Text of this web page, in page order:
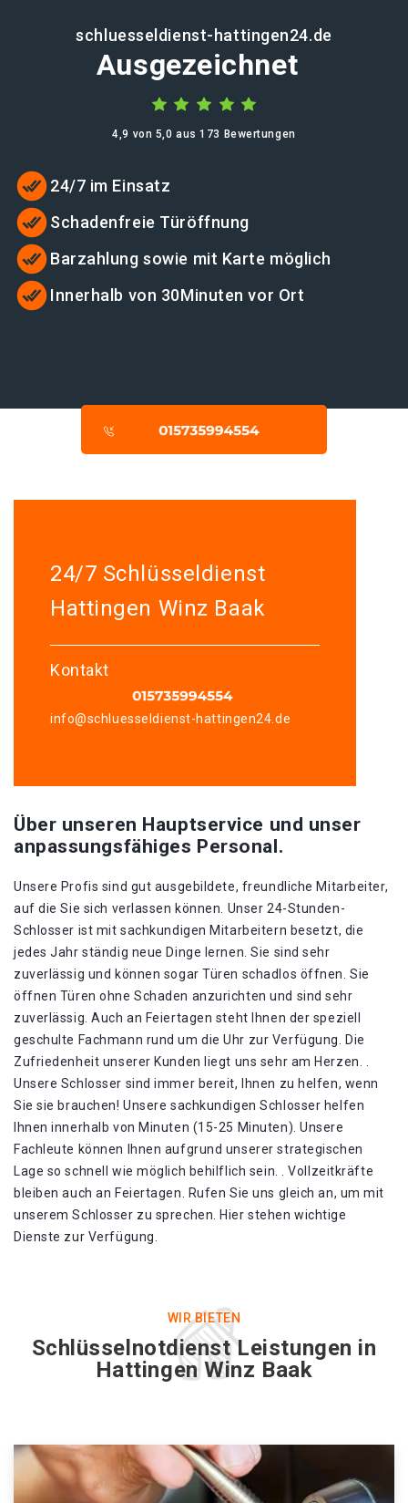
schluesseldienst-hattingen24.de
Ausgezeichnet
4,9 von 5,0 aus 173 Bewertungen
24/7 im Einsatz
Schadenfreie Türöffnung
Barzahlung sowie mit Karte möglich
Innerhalb von 30Minuten vor Ort
24/7 Schlüsseldienst
Hattingen Winz Baak
Kontakt
info@schluesseldienst-hattingen24.de
Über unseren Hauptservice und unser
anpassungsfähiges Personal.
Unsere Profis sind gut ausgebildete, freundliche Mitarbeiter,
auf die Sie sich verlassen können. Unser 24-Stunden-
Schlosser ist mit sachkundigen Mitarbeitern besetzt, die
jedes Jahr ständig neue Dinge lernen. Sie sind sehr
zuverlässig und können sogar Türen schadlos öffnen. Sie
öffnen Türen ohne Schaden anzurichten und sind sehr
zuverlässig. Auch an Feiertagen steht Ihnen der speziell
geschulte Fachmann rund um die Uhr zur Verfügung. Die
Zufriedenheit unserer Kunden liegt uns sehr am Herzen. .
Unsere Schlosser sind immer bereit, Ihnen zu helfen, wenn
Sie sie brauchen! Unsere sachkundigen Schlosser helfen
Ihnen innerhalb von Minuten (15-25 Minuten). Unsere
Fachleute können Ihnen aufgrund unserer strategischen
Lage so schnell wie möglich behilflich sein. . Vollzeitkräfte
bleiben auch an Feiertagen. Rufen Sie uns gleich an, um mit
unserem Schlosser zu sprechen. Hier stehen wichtige
Dienste zur Verfügung.
WIR BIETEN
Schlüsselnotdienst Leistungen in
Hattingen Winz Baak